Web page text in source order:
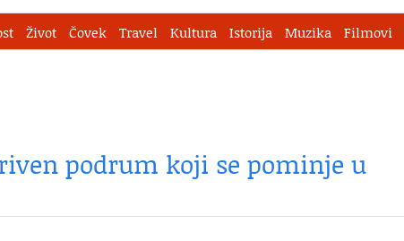
Život Čovek Travel Kultura Istorija Muzika Filmovi
podrum koji se pominje u